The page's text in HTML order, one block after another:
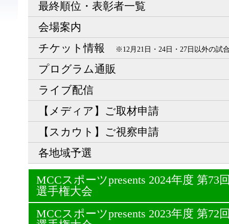
最終順位・表彰者一覧
会場案内
チケット情報
※12月21日・24日・27日以外の試
プログラム通販
ライブ配信
【メディア】ご取材申請
【スカウト】ご視察申請
各地域予選
MCCスポーツpresents 2024年度 第73
選手権大会
MCCスポーツpresents 2023年度 第72